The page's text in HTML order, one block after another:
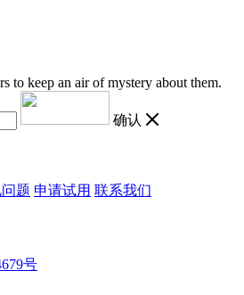
to keep an air of mystery about them.
确认
题 申请试用 联系我们
号